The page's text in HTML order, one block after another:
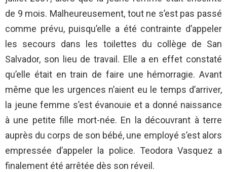
de 9 mois. Malheureusement, tout ne s’est pas passé
comme prévu, puisqu’elle a été contrainte d’appeler
les secours dans les toilettes du collège de San
Salvador, son lieu de travail. Elle a en effet constaté
qu’elle était en train de faire une hémorragie. Avant
même que les urgences n’aient eu le temps d’arriver,
la jeune femme s’est évanouie et a donné naissance
à une petite fille mort-née. En la découvrant à terre
auprès du corps de son bébé, une employé s’est alors
empressée d’appeler la police. Teodora Vasquez a
finalement été arrêtée dès son réveil.